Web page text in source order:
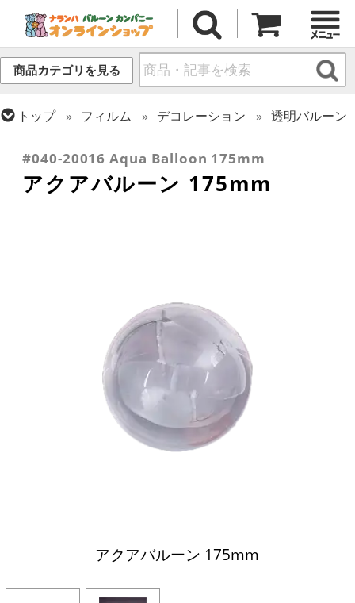
商品カテゴリを見る
トップ フィルム デコレーション
透明バルーン
アクアバルーン
#040-20016 Aqua Balloon 175mm
アクアバルーン 175mm
アクアバルーン 175mm